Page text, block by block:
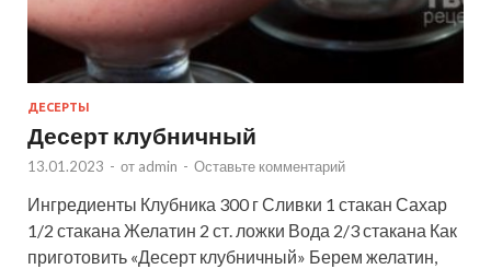
ДЕСЕРТЫ
Десерт клубничный
13.01.2023 - от admin - Оставьте комментарий
Ингредиенты Клубника 300 г Сливки 1 стакан Сахар
1/2 стакана Желатин 2 ст. ложки Вода 2/3 стакана Как
приготовить «Десерт клубничный» Берем желатин,